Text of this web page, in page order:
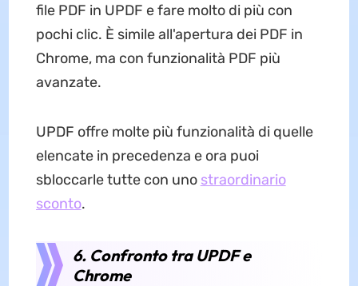
file PDF in UPDF e fare molto di più con
pochi clic. È simile all'apertura dei PDF in
Chrome, ma con funzionalità PDF più
avanzate.
UPDF offre molte più funzionalità di quelle
elencate in precedenza e ora puoi
sbloccarle tutte con uno straordinario
sconto.
6. Confronto tra UPDF e
Chrome